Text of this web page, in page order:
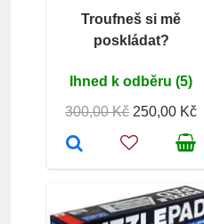
Troufneš si mě
poskládat?
Ihned k odběru (5)
300,00 Kč 250,00 Kč